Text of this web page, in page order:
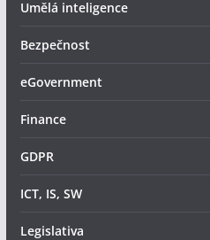
Umělá inteligence
Bezpečnost
eGovernment
Finance
GDPR
ICT, IS, SW
Legislativa